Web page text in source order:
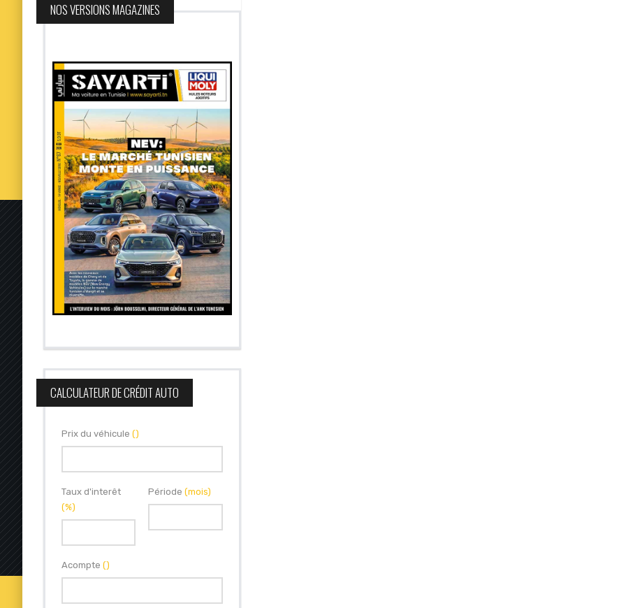
NOS VERSIONS MAGAZINES
CALCULATEUR DE CRÉDIT AUTO
Prix du véhicule ()
Taux d'interêt
(%)
Période(mois)
Acompte ()